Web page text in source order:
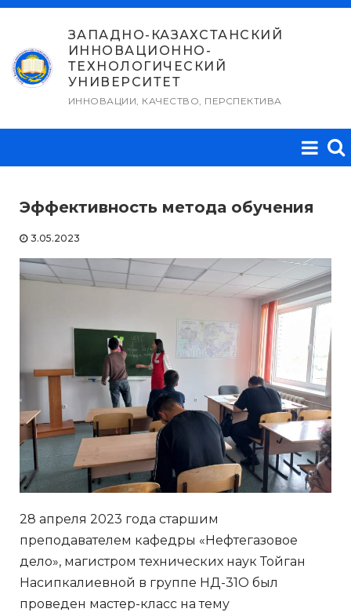
Перейти
содержимому
ЗАПАДНО-КАЗАХСТАНСКИЙ
ИННОВАЦИОННО-
ТЕХНОЛОГИЧЕСКИЙ
УНИВЕРСИТЕТ
ИННОВАЦИИ, КАЧЕСТВО, ПЕРСПЕКТИВА
Эффективность метода обучения
3.05.2023
28 апреля 2023 года старшим
преподавателем кафедры «Нефтегазовое
дело», магистром технических наук Тойган
Насипкалиевной в группе НД-31О был
проведен мастер-класс на тему